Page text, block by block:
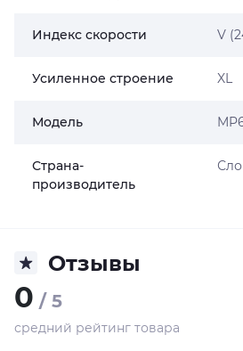
Индекс скорости V
Усиленное строение XL
Модель
Страна-
производитель
Отзывы
0 / 5
средний рейтинг товара